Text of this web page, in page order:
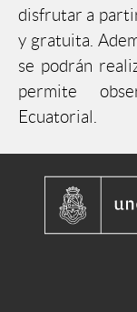
disfrutar a
y gratuita.
se podrán
permite
Ecuatorial.